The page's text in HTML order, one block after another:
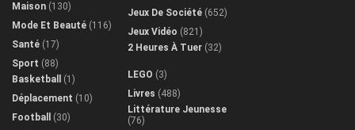
Maison (130)
Mode Et Beauté (116)
Santé (17)
Sport (88)
Basketball
(1)
Déplacement (10)
Football
(30)
Jeux De Société (652)
Jeux Vidéo (821)
2 Heures À Tuer (32)
LEGO (3)
Livres (488)
Littérature Jeunesse
(76)